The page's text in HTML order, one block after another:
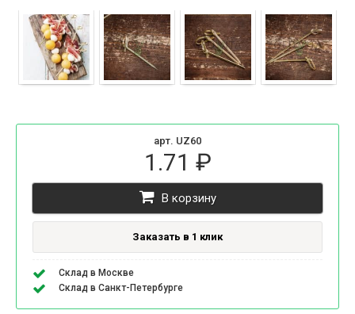
арт. UZ60
1.71 ₽
В корзину
Заказать в 1 клик
Склад в Москве
Склад в Санкт-Петербурге